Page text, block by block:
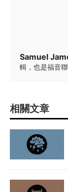
Samuel
輯，也是福音
相關文章